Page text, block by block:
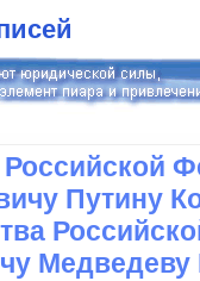
Российской
Путину